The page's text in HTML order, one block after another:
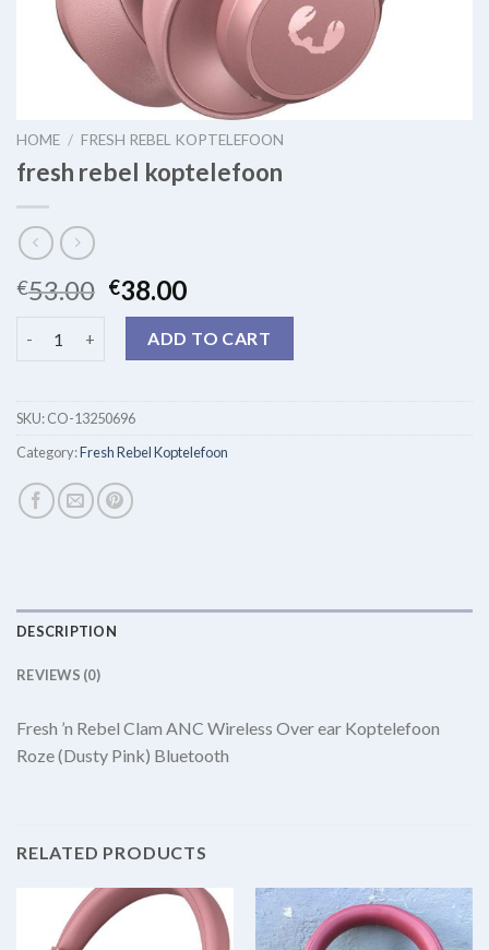
HOME / FRESH REBEL KOPTELEFOON
fresh rebel koptelefoon
€53.00 €38.00
fresh rebel koptelefoon quantity
ADD TO CART
SKU:CO-13250696
Category:Fresh Rebel Koptelefoon
DESCRIPTION
REVIEWS (0)
Fresh ’n Rebel Clam ANC Wireless Over ear Koptelefoon
Roze (Dusty Pink) Bluetooth
RELATED PRODUCTS